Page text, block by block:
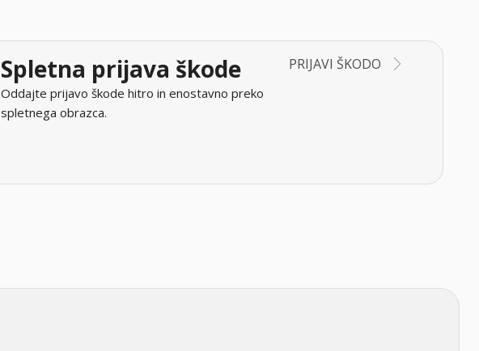
Spletna prijava škode
Oddajte prijavo škode hitro in enostavno preko
spletnega obrazca.
PRIJAVI ŠKODO